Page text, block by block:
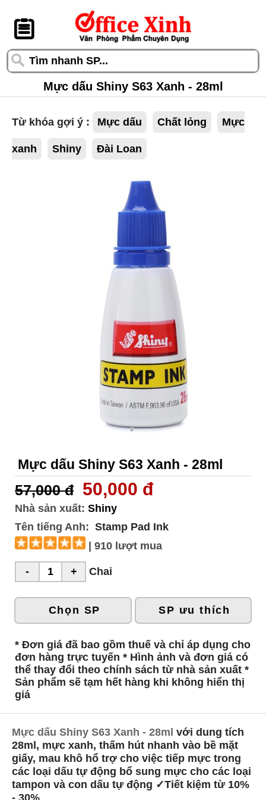
󰆎
Mực dấu Shiny S63 Xanh - 28ml
Từ khóa gợi ý : Mực dấu Chất lỏng Mực
xanh Shiny Đài Loan
Mực dấu Shiny S63 Xanh - 28ml
57,000 đ 50,000 đ
Nhà sản xuất: Shiny
Tên tiếng Anh: Stamp Pad Ink
| 910 lượt mua
Chai
Chọn SP SP ưu thích
* Đơn giá đã bao gồm thuế và chỉ áp dụng cho
đơn hàng trực tuyến * Hình ảnh và đơn giá có
thể thay đổi theo chính sách từ nhà sản xuất *
Sản phẩm sẽ tạm hết hàng khi không hiển thị
giá
Mực dấu Shiny S63 Xanh - 28ml với dung tích
28ml, mực xanh, thấm hút nhanh vào bề mặt
giấy, mau khô hổ trợ cho việc tiếp mực trong
các loại dấu tự động bổ sung mực cho các loại
tampon và con dấu tự động ✓Tiết kiệm từ 10%
- 30%